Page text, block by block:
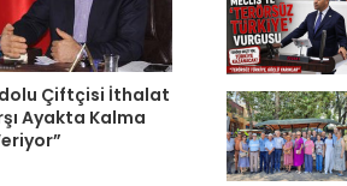
Çiftçisi İthalat
Ayakta Kalma